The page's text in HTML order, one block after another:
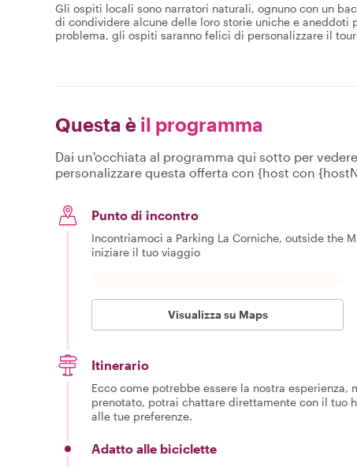
Gli ospiti locali sono narratori naturali, ognuno con un
di condividere alcune delle loro storie uniche e aneddoti
problema, gli ospiti saranno felici di personalizzare il
Questa è il programma
Dai un'occhiata al programma qui sotto per
personalizzare questa offerta con {host con
Punto di incontro
Incontriamoci a Parking La Corniche, outside the
iniziare il tuo viaggio
Visualizza su Maps
Itinerario
Ecco come potrebbe essere la nostra esperienza,
prenotato, potrai chattare direttamente con il tuo
alle tue preferenze.
Adatto alle biciclette